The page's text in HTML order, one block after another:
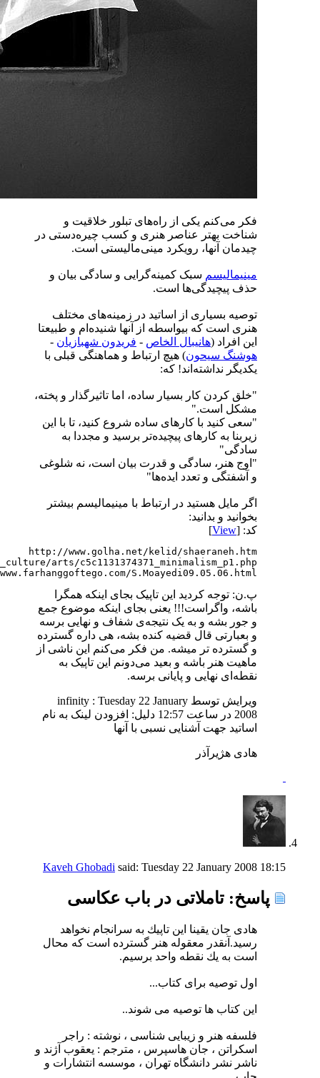
فکر می‌کنم یکی از راه‌های تبلور خلاقیت و
شناخت بهتر عناصر هنری و کسب چیره‌دستی در
چیدمان آنها، رویکرد مینی‌مالیستی است.
مینیمالیسم سبک کمینه‌گرایی و سادگی بیان و
حذف پیچیدگی‌ها است.
توصیه بسیاری از اساتید در زمینه‌های مختلف
هنری است که بیواسطه از آنها شنیده‌ام و طبیعتا
این افراد (هانیبال الخاص - فریدون شهبازیان -
هوشنگ سیحون) هیچ ارتباط و هماهنگی قبلی با
یکدیگر نداشته‌اند! که:
"خلق کردن کار بسیار ساده، اما تاثیرگذار و پخته،
مشکل است."
"سعی کنید با کارهای ساده شروع کنید، تا با این
زیربنا به کارهای پیچیده‌تر برسید و مجددا به
سادگی"
"اوج هنر، سادگی و قدرت بیان است، نه شلوغی
و آشفتگی و تعدد ایده‌ها"
اگر مایل هستید در ارتباط با مینیمالیسم بیشتر
بخوانید و بدانید:
کد: [View
]
S.Moayedi09.05.06.html
پ.ن: توجه کردید این تاپیک بجای اینکه همگرا
باشه، واگراست!!! یعنی بجای اینکه موضوع جمع
و جور بشه و به یک نتیجه‌ی شفاف و نهایی برسه
و بعبارتی قال قضیه کنده بشه، هی داره گسترده
و گسترده تر میشه. من فکر می‌کنم این ناشی از
ماهیت هنر باشه و بعید می‌دونم این تاپیک به
نقطه‌ای نهایی و پایانی برسه.
ویرایش توسط infinity : Tuesday 22 January
2008 در ساعت
12:57 دلیل: افزودن لینک به نام
اساتید جهت آشنایی نسبی با آنها
هادی هژیرآذر
Kaveh Ghobadi said: Tuesday 22 January 2008 18:15
پاسخ: تاملاتی در باب عکاسی
هادی جان یقینا این تاپیك به سرانجام نخواهد
رسید.آنقدر معقوله هنر گسترده است كه محال
است به یك نقطه واحد برسیم.
اول توصیه برای كتاب...
این كتاب ها توصیه می شوند..
فلسفه هنر و زیبایی شناسی ، نوشته : راجر
اسکراتن ، جان هاسپرس ، مترجم : یعقوب آژند و
ناشر نشر دانشگاه تهران ، موسسه انتشارات و